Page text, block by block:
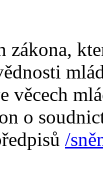
zákona,
věcech
o
/